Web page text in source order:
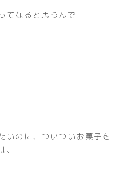
てなると思うんで
いのに、ついついお菓子を